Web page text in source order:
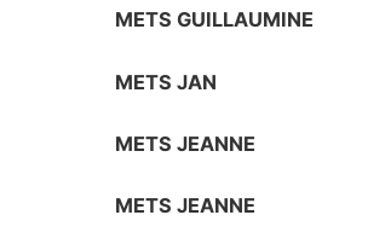
METS GUILLAUMINE
METS JAN
METS JEANNE
METS JEANNE